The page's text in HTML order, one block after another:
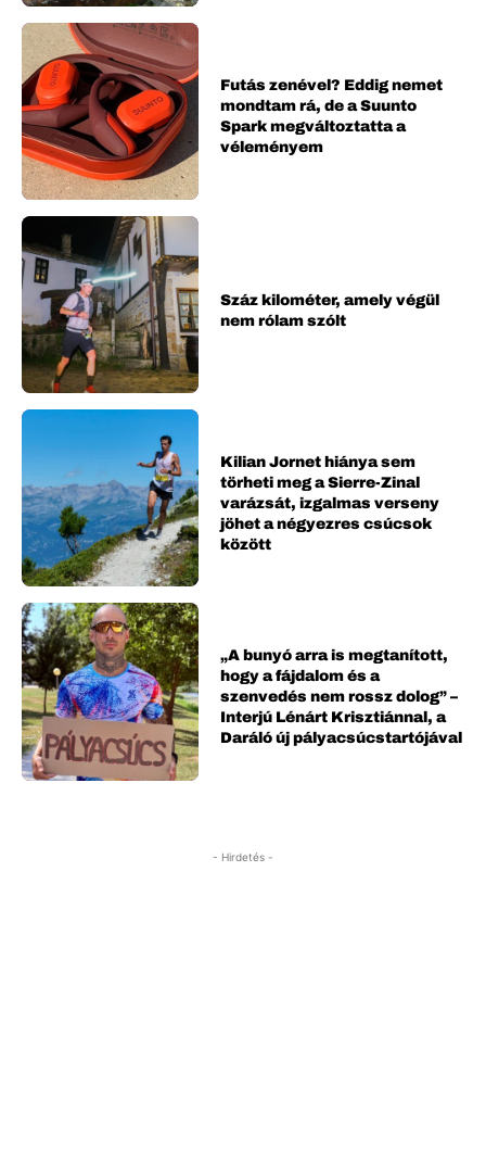
Futás zenével? Eddig nemet
mondtam rá, de a Suunto
Spark megváltoztatta a
véleményem
Száz kilométer, amely végül
nem rólam szólt
Kilian Jornet hiánya sem
törheti meg a Sierre-Zinal
varázsát, izgalmas verseny
jöhet a négyezres csúcsok
között
„A bunyó arra is megtanított,
hogy a fájdalom és a
szenvedés nem rossz dolog” –
Interjú Lénárt Krisztiánnal, a
Daráló új pályacsúcstartójával
- Hirdetés -